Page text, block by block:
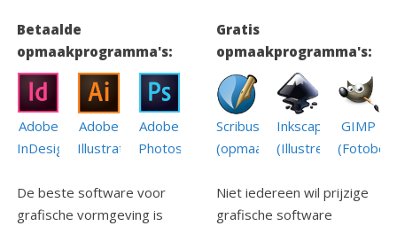
Betaalde
opmaakprogramma's:
Adobe
InDesign
Adobe
Illustrator
Adobe
Photoshop
De beste software voor
grafische vormgeving is
Gratis
opmaakprogramma's:
Scribus
(opmaak)
Inkscape
(Illustreren)
GIMP
Niet iedereen wil prijzige
grafische software